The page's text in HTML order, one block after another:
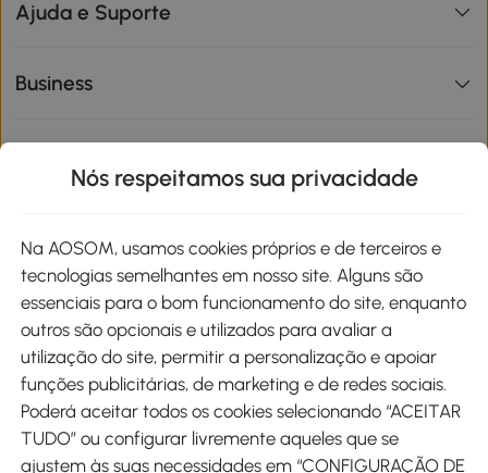
Ajuda e Suporte
Business
Métodos de pagamento
Envio
Nós respeitamos sua privacidade
Na AOSOM, usamos cookies próprios e de terceiros e
tecnologias semelhantes em nosso site. Alguns são
essenciais para o bom funcionamento do site, enquanto
outros são opcionais e utilizados para avaliar a
utilização do site, permitir a personalização e apoiar
funções publicitárias, de marketing e de redes sociais.
Poderá aceitar todos os cookies selecionando “ACEITAR
TUDO” ou configurar livremente aqueles que se
ajustem às suas necessidades em “CONFIGURAÇÃO DE